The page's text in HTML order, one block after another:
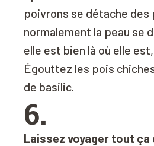
poivrons se détache
normalement la peau se
elle est bien là où elle
Égouttez les pois
de basilic.
6.
Laissez voyager tout